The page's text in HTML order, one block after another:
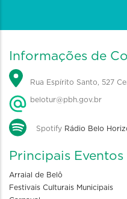
Informações de
Rua Espírito Santo, 527
belotur@pbh.gov.br
Spotify Rádio Belo
Principais Eventos
Arraial de Belô
Festivais Culturais Municipais